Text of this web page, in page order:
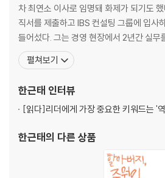
06 근육이 중요한 이유
07 근육에 대한 지식
08 차를 마셔라
09 빈속의 편안함
10 양을 줄여라
12 다이어트를 위한 상식들
01 속도가 아닌 방향이다
차 최연소 이사로 임명돼 화제가 되기도
직서를 제출하고 IBS 컨설팅 그룹에 입사
들어섰다. 그는 경영 현장에서 2년간 실무
올랐고 핀란드 헬싱키대학교에서 경영학
더십센터(미국 프랭클린사의 한국 파트너)
를 펼치고 있다. 대한민국 주요 기업에서
펼쳐보기
한근태 인터뷰
[읽다]리더에게 가장 중요한 키워드는 '
한근태의 다른 상품